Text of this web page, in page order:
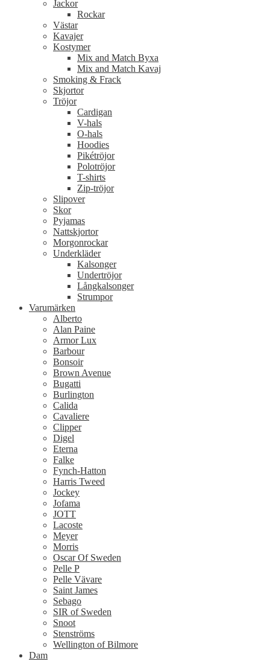
Jackor
Rockar
Västar
Kavajer
Kostymer
Mix and Match Byxa
Mix and Match Kavaj
Smoking & Frack
Skjortor
Tröjor
Cardigan
V-hals
O-hals
Hoodies
Pikétröjor
Polotröjor
T-shirts
Zip-tröjor
Slipover
Skor
Pyjamas
Nattskjortor
Morgonrockar
Underkläder
Kalsonger
Undertröjor
Långkalsonger
Strumpor
Varumärken
Alberto
Alan Paine
Armor Lux
Barbour
Bonsoir
Brown Avenue
Bugatti
Burlington
Calida
Cavaliere
Clipper
Digel
Eterna
Falke
Fynch-Hatton
Harris Tweed
Jockey
Jofama
JOTT
Lacoste
Meyer
Morris
Oscar Of Sweden
Pelle P
Pelle Vävare
Saint James
Sebago
SIR of Sweden
Snoot
Stenströms
Wellington of Bilmore
Dam